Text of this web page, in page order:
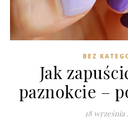
BEZ
Jak
paznokcie –
18 września